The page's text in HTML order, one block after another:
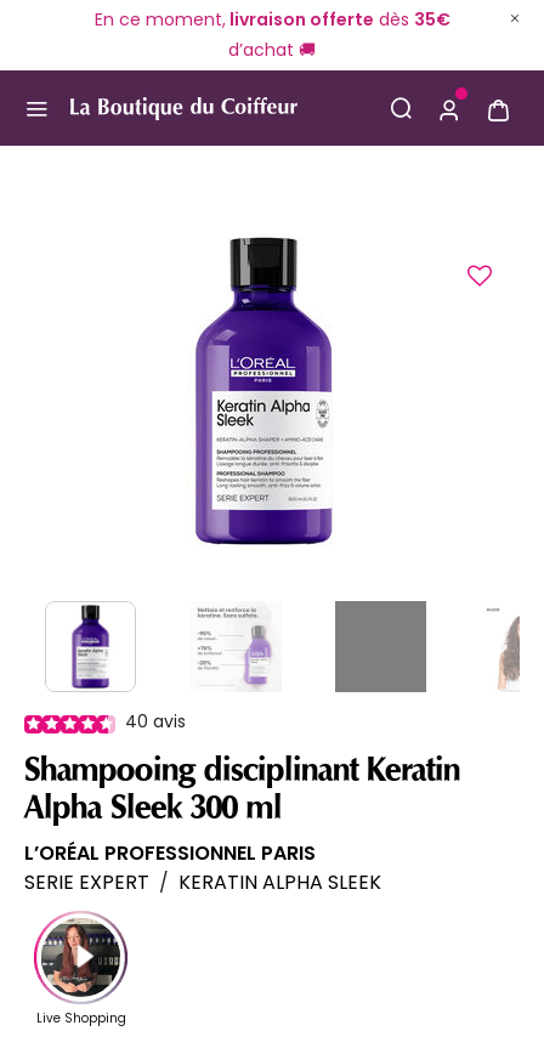
En ce moment,livraison offerte dès 35€
d’achat 🚚
40 avis
Shampooing disciplinant Keratin
Alpha Sleek 300 ml
L’ORÉAL PROFESSIONNEL PARIS
SERIE EXPERT / KERATIN ALPHA SLEEK